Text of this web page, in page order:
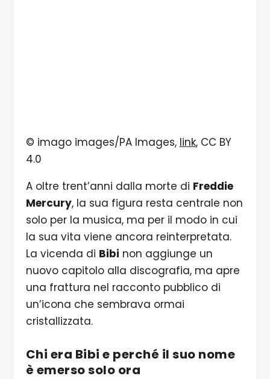
© imago images/PA Images, link, CC BY
4.0
A oltre trent’anni dalla morte di Freddie
Mercury, la sua figura resta centrale non
solo per la musica, ma per il modo in cui
la sua vita viene ancora reinterpretata.
La vicenda di Bibi non aggiunge un
nuovo capitolo alla discografia, ma apre
una frattura nel racconto pubblico di
un’icona che sembrava ormai
cristallizzata.
Chi era Bibi e perché il suo nome
è emerso solo ora